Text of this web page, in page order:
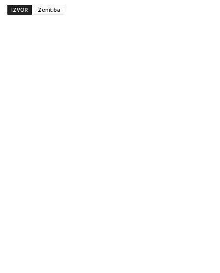
IZVOR Zenit.ba